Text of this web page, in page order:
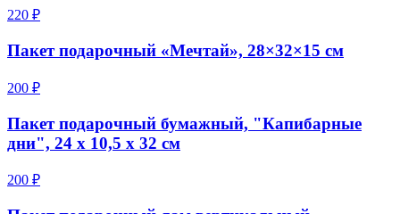
220 ₽
Пакет подарочный «Мечтай», 28×32×15 см
200 ₽
Пакет подарочный бумажный, "Капибарные
дни", 24 х 10,5 х 32 см
200 ₽